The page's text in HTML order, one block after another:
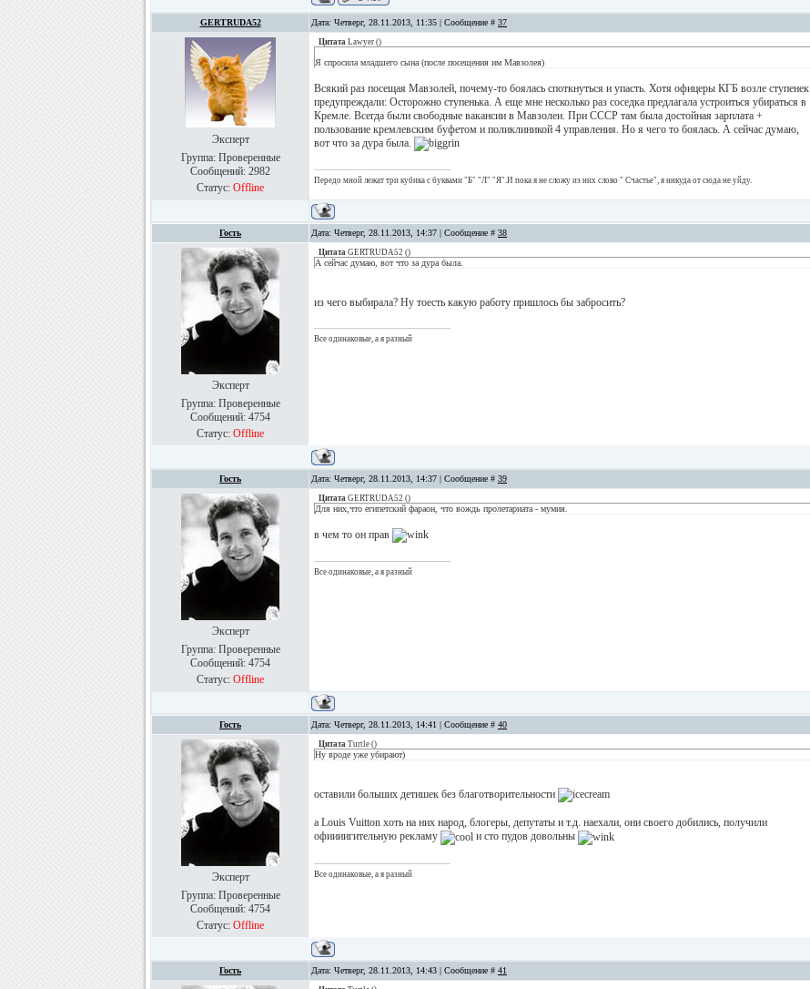
GERTRUDA52 Дата: Четверг, 28.11.2013, 11:35 | Сообщение # 37
Эксперт
Группа: Проверенные
Сообщений: 2982
Статус: Offline
Цитата Lawyer ()
Я спросила младшего сына (после посещения им Мавзолея)
Всякий раз посещая Мавзолей, почему-то боялась споткнуться и упасть. Хотя офицеры КГБ возле ступенек
предупреждали: Осторожно ступенька. А еще мне несколько раз соседка предлагала устроиться убираться в
Кремле. Всегда были свободные вакансии в Мавзолеи. При СССР там была достойная зарплата +
пользование кремлевским буфетом и поликлиникой 4 управления. Но я чего то боялась. А сейчас думаю,
вот что за дура была.
Передо мной лежат три кубика с буквами "Б" "Л" "Я".И пока я не сложу из них слово " Счастье", я никуда от сюда не уйду.
Гость Дата: Четверг, 28.11.2013, 14:37 | Сообщение # 38
Эксперт
Группа: Проверенные
Сообщений: 4754
Статус: Offline
Цитата GERTRUDA52 ()
А сейчас думаю, вот что за дура была.
из чего выбирала? Ну тоесть какую работу пришлось бы забросить?
Все одинаковые, а я разный
Гость Дата: Четверг, 28.11.2013, 14:37 | Сообщение # 39
Эксперт
Группа: Проверенные
Сообщений: 4754
Статус: Offline
Цитата GERTRUDA52 ()
Для них,что египетский фараон, что вождь пролетариата - мумия.
в чем то он прав
Все одинаковые, а я разный
Гость Дата: Четверг, 28.11.2013, 14:41 | Сообщение # 40
Эксперт
Группа: Проверенные
Сообщений: 4754
Статус: Offline
Цитата Turtle ()
Ну вроде уже убирают)
оставили больших детишек без благотворительности
а Louis Vuitton хоть на них народ, блогеры, депутаты и т.д. наехали, они своего добились, получили
офиииигительную рекламу
и сто пудов довольны
Все одинаковые, а я разный
Гость Дата: Четверг, 28.11.2013, 14:43 | Сообщение # 41